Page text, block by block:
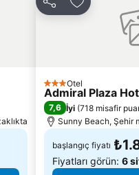
Beach Sveti Vlas
Windmill
Paylaş
3 Yıldız
Otel
Admiral Plaza
7,6 İyi (718 misafir
Sunny Beach, Şehir
başlangıç fiyatı
Fiyatları görün: 6